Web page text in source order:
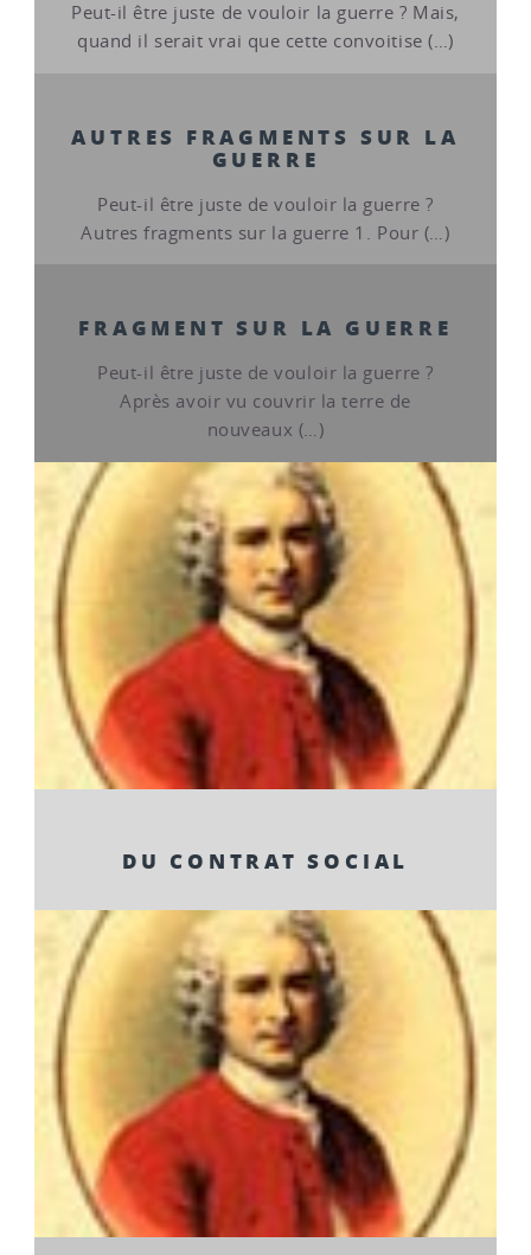
Peut-il être juste de vouloir la guerre ? Mais,
quand il serait vrai que cette convoitise (…)
AUTRES FRAGMENTS SUR LA
GUERRE
Peut-il être juste de vouloir la guerre ?
Autres fragments sur la guerre 1. Pour (…)
FRAGMENT SUR LA GUERRE
Peut-il être juste de vouloir la guerre ?
Après avoir vu couvrir la terre de
nouveaux (…)
DU CONTRAT SOCIAL